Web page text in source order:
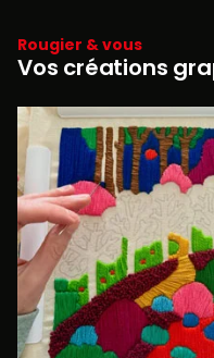
Rougier & vous
Vos créations